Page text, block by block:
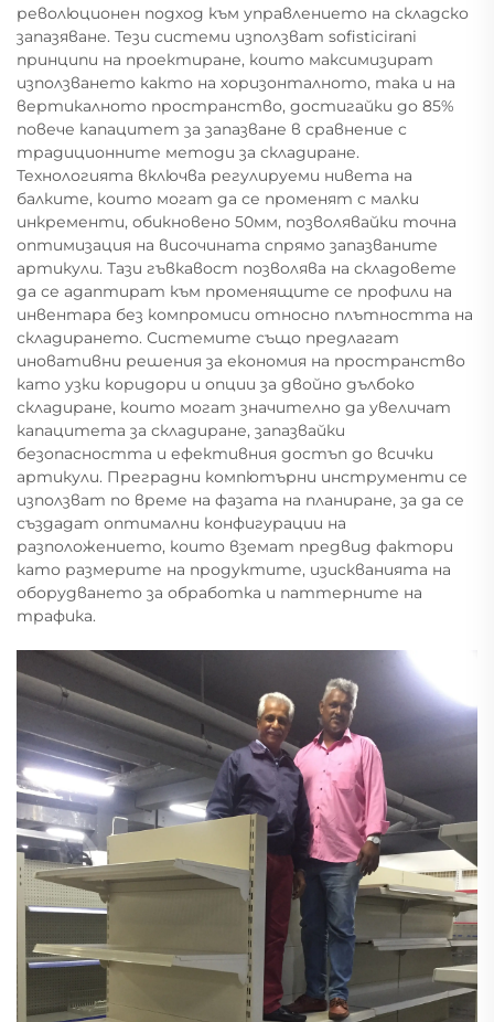
революционен подход към управлението на складско
запазяване. Тези системи използват sofisticirani
принципи на проектиране, които максимизират
използването както на хоризонталното, така и на
вертикалното пространство, достигайки до 85%
повече капацитет за запазване в сравнение с
традиционните методи за складиране.
Технологията включва регулируеми нивета на
балките, които могат да се променят с малки
инкременти, обикновено 50мм, позволявайки точна
оптимизация на височината спрямо запазваните
артикули. Тази гъвкавост позволява на складовете
да се адаптират към променящите се профили на
инвентара без компромиси относно плътността на
складирането. Системите също предлагат
иновативни решения за економия на пространство
като узки коридори и опции за двойно дълбоко
складиране, които могат значително да увеличат
капацитета за складиране, запазвайки
безопасността и ефективния достъп до всички
артикули. Преградни компютърни инструменти се
използват по време на фазата на планиране, за да се
създадат оптимални конфигурации на
разположението, които вземат предвид фактори
като размерите на продуктите, изискванията на
оборудването за обработка и паттерните на
трафика.